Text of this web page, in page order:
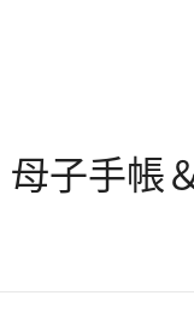
子手帳